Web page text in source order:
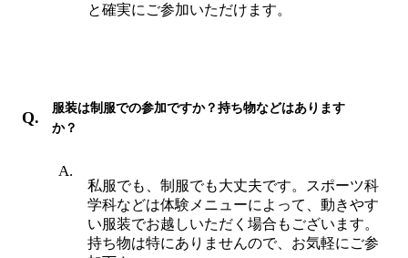
と確実にご参加いただけます。
服装は制服での参加ですか？持ち物などはあります
か？
私服でも、制服でも大丈夫です。スポーツ科
学科などは体験メニューによって、動きやす
い服装でお越しいただく場合もございます。
持ち物は特にありませんので、お気軽にご参